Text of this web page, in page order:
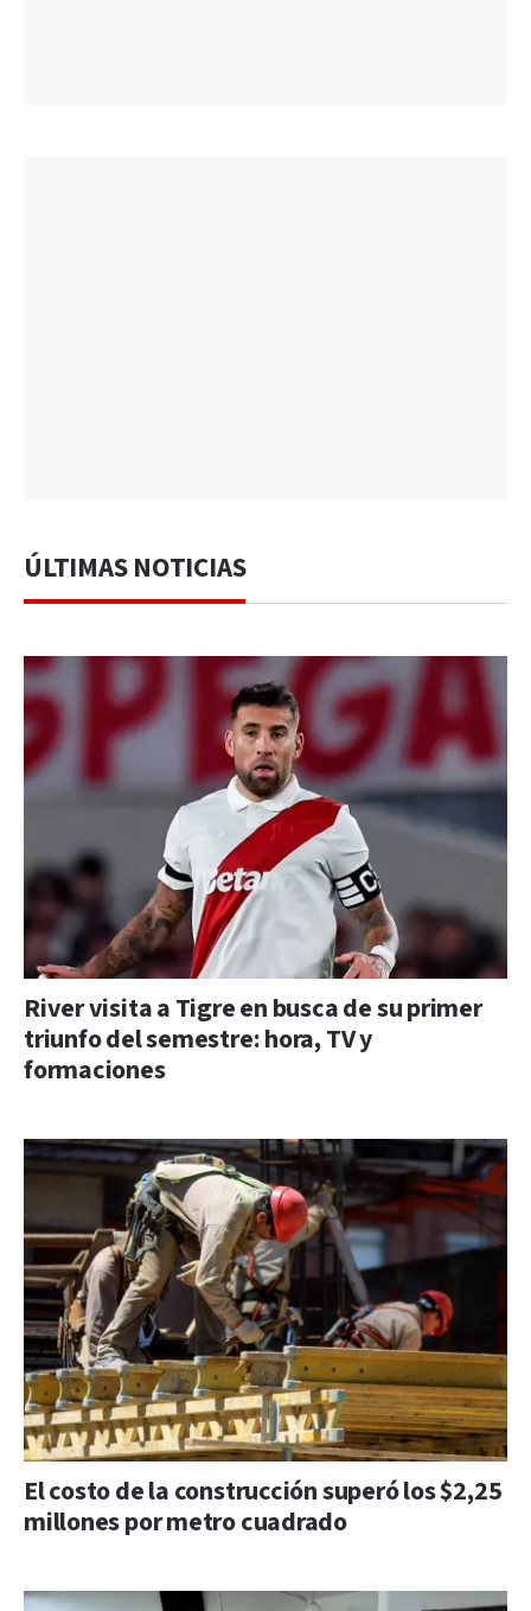
ÚLTIMAS NOTICIAS
River visita a Tigre en busca de su primer
triunfo del semestre: hora, TV y
formaciones
El costo de la construcción superó los $2,25
millones por metro cuadrado